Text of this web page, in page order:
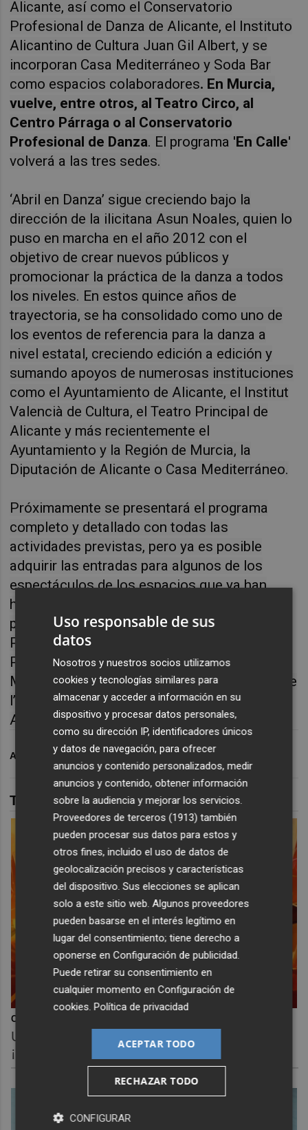
Alicante, así como el Conservatorio
Profesional de Danza de Alicante, el Instituto
Alicantino de Cultura Juan Gil Albert, y se
incorporan Casa Mediterráneo y Soda Bar
como espacios colaboradores. En Murcia,
vuelve, entre otros, al Teatro Circo, al
Centro Párraga o al Conservatorio
Profesional de Danza. El programa 'En Calle'
volverá a las tres sedes.
‘Abril en Danza’ sigue creciendo bajo la
dirección de la ilicitana Asun Noales, quien lo
puso en marcha en el año 2012 con el
objetivo de crear nuevos públicos y
promocionar la práctica de la danza a todos
los niveles. En estos quince años de
trayectoria, se ha consolidado como uno de
los eventos de referencia para la danza a
nivel estatal, creciendo edición a edición y
sumando apoyos de numerosas instituciones
como el Ayuntamiento de Alicante, el Institut
Valencià de Cultura, el Teatro Principal de
Alicante y más recientemente el
Ayuntamiento y la Región de Murcia, la
Diputación de Alicante o Casa Mediterráneo.
Próximamente se presentará el programa
completo y detallado con todas las
actividades previstas, pero ya es posible
adquirir las entradas para algunos de los
espectáculos de los espacios que ya han
hecho pública la programación para los
próximos meses. Es el caso de‘La Quijá’ de
Paloma Muñoz y Siberia Danza
Principal de Alicante o‘El Oso’ de Cía
Marrochen el Teatro Circoy‘La mecànica de
l’infortuni’ en el Auditorio Municipal de
Algezares.
ARCHIVADO EN MURCIA DANZA
TAMBIÉN TE PUEDE INTERESAR
Corepunk MMORPG
Un verdadero MMORPG de la vieja escuela
¡Cómo los de antes, pero mejor!
Uso responsable de sus
datos
Nosotros y nuestros socios utilizamos
cookies y tecnologías similares para
almacenar y acceder a información en su
dispositivo y procesar datos personales,
como su dirección IP, identificadores únicos
y datos de navegación, para ofrecer
anuncios y contenido personalizados, medir
anuncios y contenido, obtener información
sobre la audiencia y mejorar los servicios.
Proveedores de terceros (1913) también
pueden procesar sus datos para estos y
otros fines, incluido el uso de datos de
geolocalización precisos y características
del dispositivo. Sus elecciones se aplican
solo a este sitio web. Algunos proveedores
pueden basarse en el interés legítimo en
lugar del consentimiento; tiene derecho a
oponerse enConfiguración de publicidad
Puede retirar su consentimiento en
cualquier momento enConfiguración de
cookies .Política de privacidad
ACEPTAR TODO
RECHAZAR TODO
CONFIGURAR